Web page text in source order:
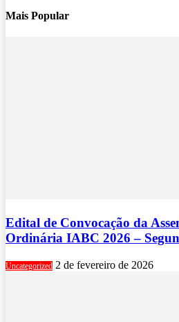
Mais Popular
Edital de Convocação da
Ordinária IABC 2026 –
Uncategorized 2 de fevereiro de 2026